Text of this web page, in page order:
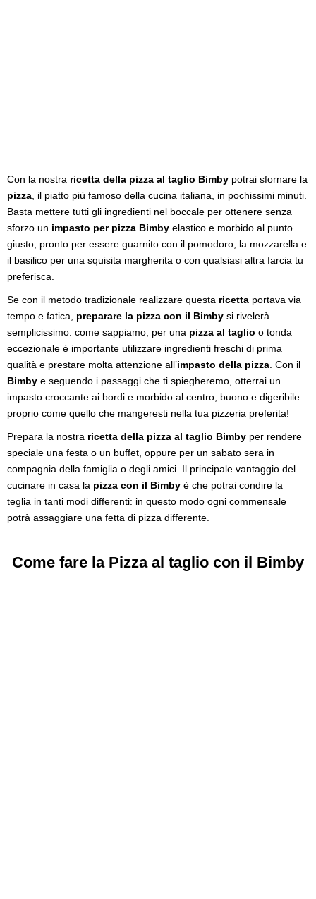
Con la nostra ricetta della pizza al taglio Bimby potrai sfornare la
pizza , il piatto più famoso della cucina italiana, in pochissimi minuti.
Basta mettere tutti gli ingredienti nel boccale per ottenere senza
sforzo un impasto per pizza Bimby elastico e morbido al punto
giusto, pronto per essere guarnito con il pomodoro, la mozzarella e
il basilico per una squisita margherita o con qualsiasi altra farcia tu
preferisca.
Se con il metodo tradizionale realizzare questa ricetta portava via
tempo e fatica, preparare la pizza con il Bimby si rivelerà
semplicissimo: come sappiamo, per una pizza al taglio o tonda
eccezionale è importante utilizzare ingredienti freschi di prima
qualità e prestare molta attenzione all’impasto della pizza . Con il
Bimby e seguendo i passaggi che ti spiegheremo, otterrai un
impasto croccante ai bordi e morbido al centro, buono e digeribile
proprio come quello che mangeresti nella tua pizzeria preferita!
Prepara la nostra ricetta della pizza al taglio Bimby per rendere
speciale una festa o un buffet, oppure per un sabato sera in
compagnia della famiglia o degli amici. Il principale vantaggio del
cucinare in casa la pizza con il Bimby è che potrai condire la
teglia in tanti modi differenti: in questo modo ogni commensale
potrà assaggiare una fetta di pizza differente.
Come fare la Pizza al taglio con il Bimby